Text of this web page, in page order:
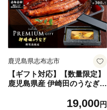
鹿児島県志布志市
【ギフト対応】【数量限定】
鹿児島県産 伊崎田のうなぎ蒲
0g以上) 鰻 うなぎ ウナギ 蒲
19,000円